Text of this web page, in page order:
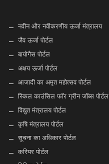
नवीन और नवीकरणीय ऊर्जा मंत्रालय
जैव ऊर्जा पोर्टल
बायोगैस पोर्टल
अक्षय ऊर्जा पोर्टल
आजादी का अमृत महोत्सव पोर्टल
स्किल काउंसिल फॉर ग्रीन जॉब्स पोर्टल
विद्युत मंत्रालय पोर्टल
कृषि मंत्रालय पोर्टल
सूचना का अधिकार पोर्टल
करियर पोर्टल